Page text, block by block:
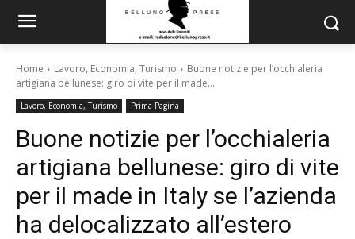
Home Lavoro, Economia, Turismo
Buone notizie per l’occhialeria
artigiana bellunese: giro di vite per il made...
Lavoro, Economia, Turismo Prima Pagina
Buone notizie per l’occhialeria
artigiana bellunese: giro di vite
per il made in Italy se l’azienda
ha delocalizzato all’estero